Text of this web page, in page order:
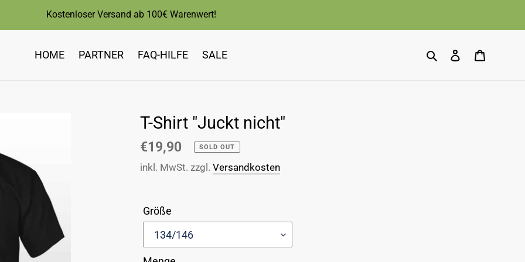
Kostenloser Versand ab 100€ Warenwert!
HOME PARTNER FAQ-HILFE SALE SuchenEinloggen
T-Shirt "Juckt nicht"
Normaler
Preis
€19,90 SOLD OUT
inkl. MwSt. zzgl. Versandkosten
Größe